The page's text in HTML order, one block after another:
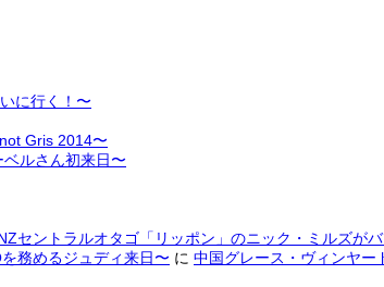
に行く！〜
Gris 2014〜
ルさん初来日〜
セントラルオタゴ「リッポン」のニック・ミルズが
務めるジュディ来日〜 に 中国グレース・ヴィンヤー